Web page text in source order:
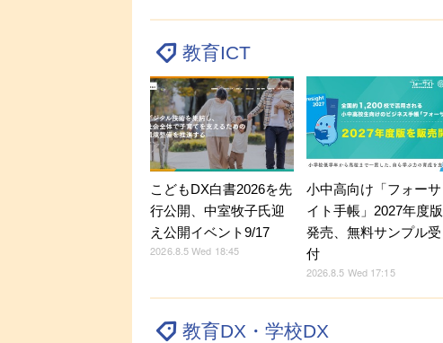
教育ICT
こどもDX白書2026を先
行公開、中室牧子氏迎
え公開イベント9/17
2026.8.5 Wed 18:45
小中高向け「フォーサ
イト手帳」2027年度版
発売、無料サンプル受
付
2026.8.5 Wed 17:15
教育DX・学校DX